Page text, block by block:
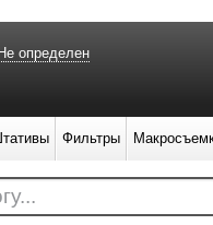
Не определен
Фильтры